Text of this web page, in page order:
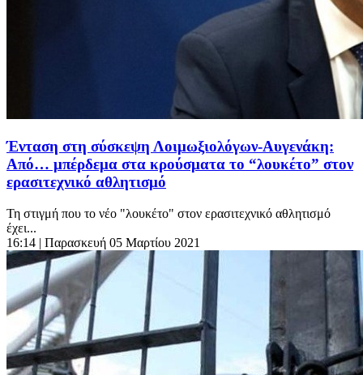
Ένταση στη σύσκεψη Λοιμωξιολόγων-Αυγενάκη:
Από… μπέρδεμα στα κρούσματα το “λουκέτο” στον
ερασιτεχνικό αθλητισμό
Τη στιγμή που το νέο "λουκέτο" στον ερασιτεχνικό αθλητισμό
έχει...
16:14 | Παρασκευή 05 Μαρτίου 2021